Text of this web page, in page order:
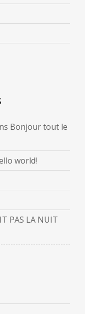
Bonjour tout le
world!
PAS LA NUIT